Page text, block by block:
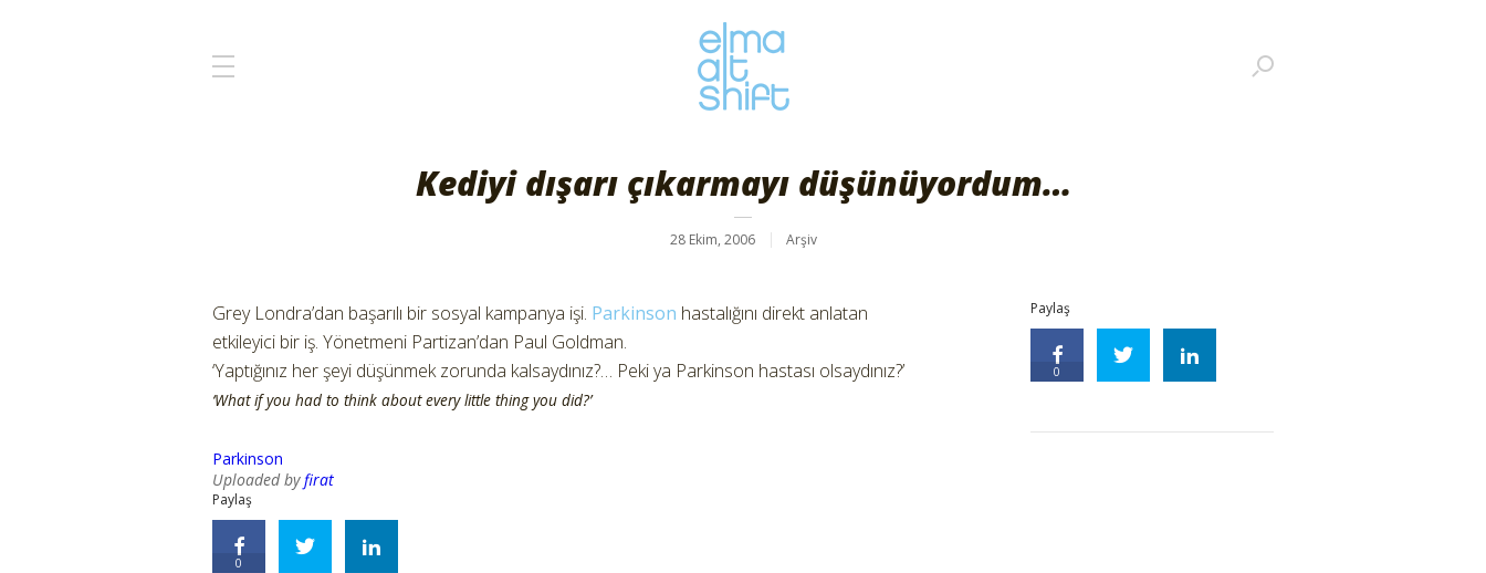
Kediyi dışarı çıkarmayı düşünüyordum…
28 Ekim, 2006 Arşiv
Grey Londra’dan başarılı bir sosyal kampanya işi. Parkinson hastalığını direkt anlatan
etkileyici bir iş. Yönetmeni Partizan’dan Paul Goldman.
‘Yaptığınız her şeyi düşünmek zorunda kalsaydınız?… Peki ya Parkinson hastası olsaydınız?’
‘What if you had to think about every little thing you did?’
Parkinson
Uploaded byfirat
Paylaş
0
Paylaş
0